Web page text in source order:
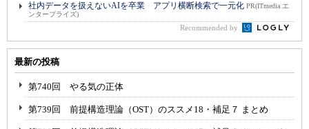
社内データを扱えないAIを卒業 アプリ横断検索で一元化 PR(ITmedia エ
ンタープライズ)
Recommended by
最新の投稿
第740回 やる気の正体
第739回 前提構造理論（OST）のススメ18・補足７ まとめ